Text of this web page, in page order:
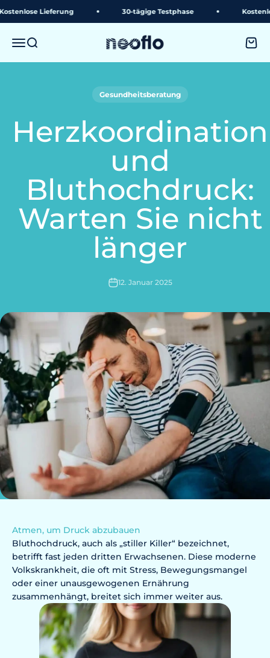
Weiter zum Inhalt
Lieferung 30-tägige Testphase Kostenlose
MenüSuche neoflo
Gesundheitsberatung
Herzkoordination
und
Bluthochdruck:
Warten Sie nicht
länger
12. Januar 2025
Atmen, um Druck abzubauen
Bluthochdruck, auch als „stiller Killer“ bezeichnet,
betrifft fast jeden dritten Erwachsenen. Diese moderne
Volkskrankheit, die oft mit Stress, Bewegungsmangel
oder einer unausgewogenen Ernährung
zusammenhängt, breitet sich immer weiter aus.